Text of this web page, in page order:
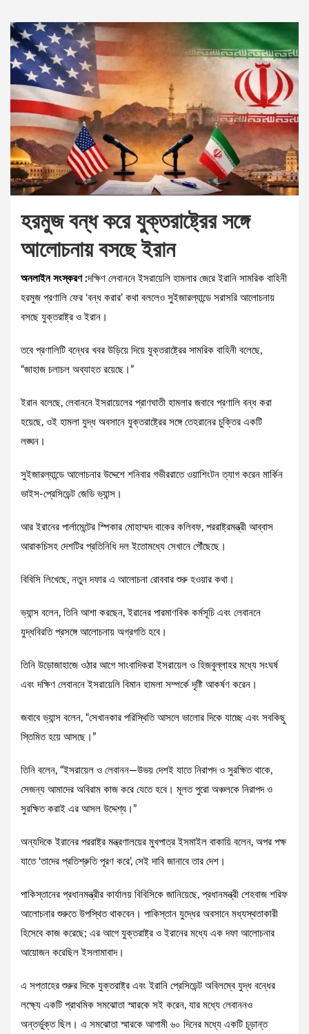
হরমুজ বন্ধ করে যুক্তরাষ্ট্রের সঙ্গে
আলোচনায় বসছে ইরান
অনলাইন সংস্করণ :দক্ষিণ লেবাননে ইসরায়েলি হামলার জেরে ইরানি সামরিক বাহিনী
হরমুজ প্রণালি ফের ‘বন্ধ করার’ কথা বললেও সুইজারল্যান্ডে সরাসরি আলোচনায়
বসছে যুক্তরাষ্ট্র ও ইরান।
তবে প্রণালিটি বন্ধের খবর উড়িয়ে দিয়ে যুক্তরাষ্ট্রের সামরিক বাহিনী বলেছে,
“জাহাজ চলাচল অব্যাহত রয়েছে।”
ইরান বলেছে, লেবাননে ইসরায়েলের প্রাণঘাতী হামলার জবাবে প্রণালি বন্ধ করা
হয়েছে, ওই হামলা যুদ্ধ অবসানে যুক্তরাষ্ট্রের সঙ্গে তেহরানের চুক্তির একটি
লঙ্ঘন।
সুইজারল্যান্ডে আলোচনার উদ্দেশে শনিবার গভীররাতে ওয়াশিংটন ত্যাগ করেন মার্কিন
ভাইস-প্রেসিডেন্ট জেডি ভ্যান্স।
আর ইরানের পার্লামেন্টের স্পিকার মোহাম্মদ বাকের কলিবফ, পররাষ্ট্রমন্ত্রী আব্বাস
আরাকচিসহ দেশটির প্রতিনিধি দল ইতোমধ্যে সেখানে পৌঁছেছে।
বিবিসি লিখেছে, নতুন দফার এ আলোচনা রোববার শুরু হওয়ার কথা।
ভ্যান্স বলেন, তিনি আশা করছেন, ইরানের পারমাণবিক কর্মসূচি এবং লেবাননে
যুদ্ধবিরতি প্রসঙ্গে আলোচনায় অগ্রগতি হবে।
তিনি উড়োজাহাজে ওঠার আগে সাংবাদিকরা ইসরায়েল ও হিজবুল্লাহর মধ্যে সংঘর্ষ
এবং দক্ষিণ লেবাননে ইসরায়েলি বিমান হামলা সম্পর্কে দৃষ্টি আকর্ষণ করেন।
জবাবে ভ্যান্স বলেন, “সেখানকার পরিস্থিতি আসলে ভালোর দিকে যাচ্ছে এবং সবকিছু
স্তিমিত হয়ে আসছে।”
তিনি বলেন, “ইসরায়েল ও লেবানন—উভয় দেশই যাতে নিরাপদ ও সুরক্ষিত থাকে,
সেজন্য আমাদের অবিরাম কাজ করে যেতে হবে। মূলত পুরো অঞ্চলকে নিরাপদ ও
সুরক্ষিত করাই এর আসল উদ্দেশ্য।”
অন্যদিকে ইরানের পররাষ্ট্র মন্ত্রণালয়ের মুখপাত্র ইসমাইল বাকায়ি বলেন, অপর পক্ষ
যাতে ‘তাদের প্রতিশ্রুতি পূরণ করে’, সেই দাবি জানাবে তার দেশ।
পাকিস্তানের প্রধানমন্ত্রীর কার্যালয় বিবিসিকে জানিয়েছে, প্রধানমন্ত্রী শেহবাজ শরিফ
আলোচনার শুরুতে উপস্থিত থাকবেন। পাকিস্তান যুদ্ধের অবসানে মধ্যস্থতাকারী
হিসেবে কাজ করেছে; এর আগে যুক্তরাষ্ট্র ও ইরানের মধ্যে এক দফা আলোচনার
আয়োজন করেছিল ইসলামাবাদ।
এ সপ্তাহের শুরুর দিকে যুক্তরাষ্ট্র এবং ইরানি প্রেসিডেন্ট অবিলম্বে যুদ্ধ বন্ধের
লক্ষ্যে একটি প্রাথমিক সমঝোতা স্মারকে সই করেন, যার মধ্যে লেবাননও
অন্তর্ভুক্ত ছিল। এ সমঝোতা স্মারকে আগামী ৬০ দিনের মধ্যে একটি চূড়ান্ত